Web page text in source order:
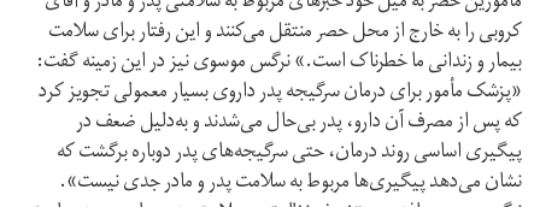
کروبی را به خارج از محل حصر منتقل می‌کنند و این رفتار برای سلامت
بیمار و زندانی ما خطرناک است.» نرگس موسوی نیز در این زمینه گفت:
«پزشک مأمور برای درمان سرگیجه پدر داروی بسیار معمولی تجویز کرد
که پس از مصرف آن دارو، پدر بی‌حال می‌شدند و به‌دلیل ضعف در
پیگیری اساسی روند درمان، حتی سرگیجه‌های پدر دوباره برگشت که
نشان می‌دهد پیگیری‌ها مربوط به سلامت پدر و مادر جدی نیست».